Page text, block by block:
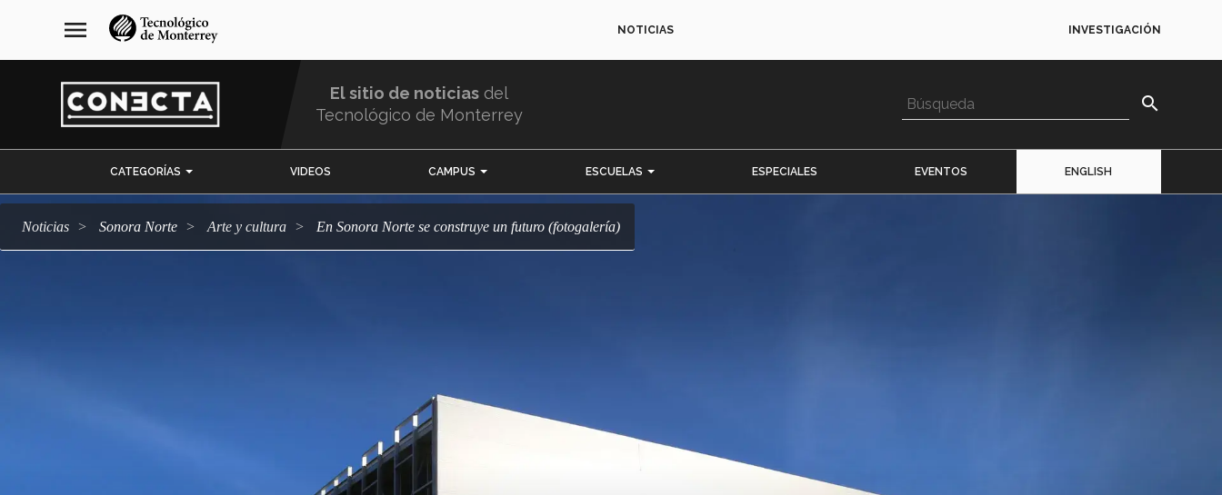
navegación
principal
menu NOTICIAS INVESTIGACIÓN
El sitio de noticias del
Tecnológico de Monterrey
search
CATEGORÍAS VIDEOS CAMPUS ESCUELAS ESPECIALES EVENTOS ENGLISH
Noticias Sonora Norte arte y cultura En Sonora Norte se construye un futuro (fotogalería)